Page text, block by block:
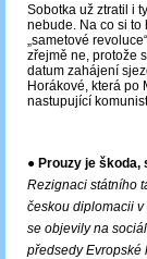
Sobotka už ztratil i
nebude. Na co si to
„sametové
zřejmě ne, protože
datum zahájení
Horákové, která po
nastupující
● Prouzy je
Rezignaci státního
českou diplomacii
se objevily na
předsedy Evropské